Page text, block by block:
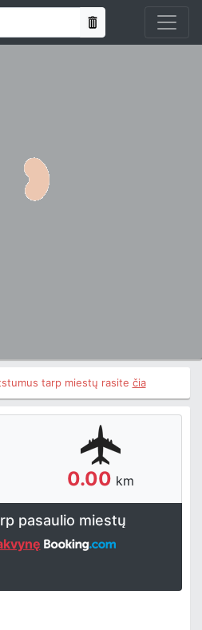
tarp miestų rasite čia
0.00 km
pasaulio miestų